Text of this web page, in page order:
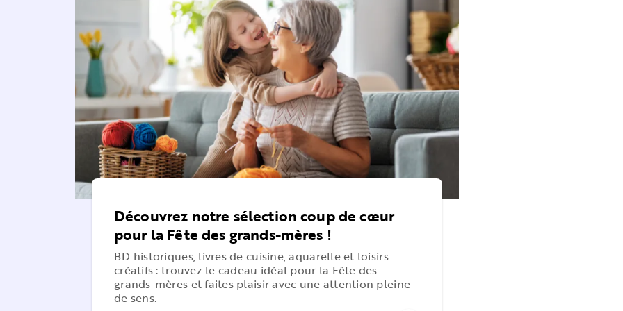
Découvrez notre sélection coup de cœur
pour la Fête des grands-mères !
BD historiques, livres de cuisine, aquarelle et loisirs
créatifs : trouvez le cadeau idéal pour la Fête des
grands-mères et faites plaisir avec une attention pleine
de sens.